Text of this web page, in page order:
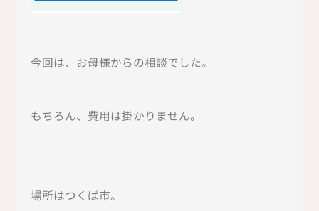
今回は、お母様からの相談でした。
もちろん、費用は掛かりません。
場所はつくば市。